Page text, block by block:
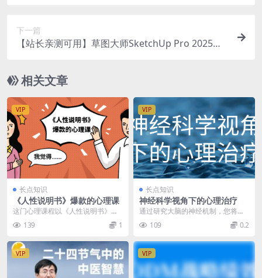
下一篇
【站长亲测可用】草图大师SketchUp Pro 2025特
相关文章
VIP
长点知识
《人性说明书》爆款的心理课
这门心理课程以《人性说明书》为
灵感，探讨人类行为背后的心理机
制。学员将深入了解情...
139 1
VIP
长点知识
神经科学视角下的心理治疗
通过研究大脑的神经机制，您将了
解到心理问题产生的生理基础。例
如，焦虑症与特定脑区...
109 0.2
VIP VIP